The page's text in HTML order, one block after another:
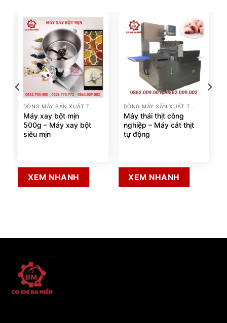
Máy xay bột mịn
500g – Máy xay bột
siêu mịn
XEM NHANH
Máy thái thịt công
nghiệp – Máy cắt thịt
tự động
XEM NHANH